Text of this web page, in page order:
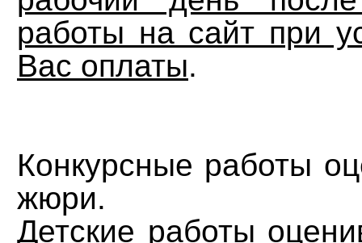
работы на сайт при
Вас оплаты.
Конкурсные работы
жюри.
Детские работы